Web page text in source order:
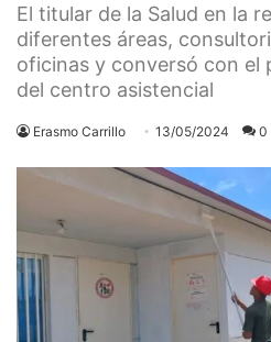
El titular de la Salud en la
diferentes áreas,
oficinas y conversó con el
del centro asistencial
Erasmo Carrillo 13/05/2024 0